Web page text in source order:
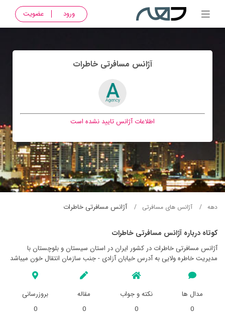
ورود عضویت
آژانس مسافرتی خاطرات
اطلاعات آژانس تایید نشده است
دهه آژانس های مسافرتی آژانس مسافرتی خاطرات
کوتاه درباره آژانس مسافرتی خاطرات
آژانس مسافرتی خاطرات در کشور ایران در استان سيستان و بلوچستان با
مدیریت خاطره ولایی به آدرس خیابان آزادی - جنب سازمان انتقال خون میباشد
مدال ها
0
نکته و جواب
0
مقاله
0
بروزرسانی
0